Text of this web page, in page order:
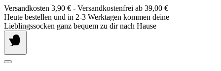
Springe
zum
Inhalt
Versandkosten 3,90 € - Versandkostenfrei ab 39,00 €
Heute bestellen und in 2-3 Werktagen kommen deine
Lieblingssocken ganz bequem zu dir nach Hause